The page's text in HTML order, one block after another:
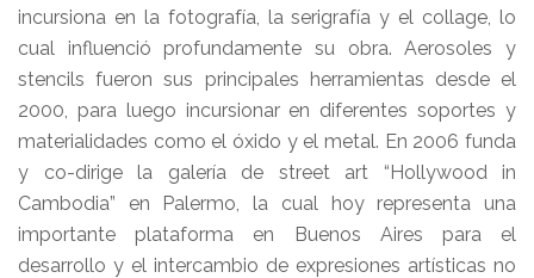
incursiona en la fotografía, la serigrafía y el collage, lo
cual influenció profundamente su obra. Aerosoles y
stencils fueron sus principales herramientas desde el
2000, para luego incursionar en diferentes soportes y
materialidades como el óxido y el metal. En 2006 funda
y co-dirige la galería de street art “Hollywood in
Cambodia” en Palermo, la cual hoy representa una
importante plataforma en Buenos Aires para el
desarrollo y el intercambio de expresiones artísticas no